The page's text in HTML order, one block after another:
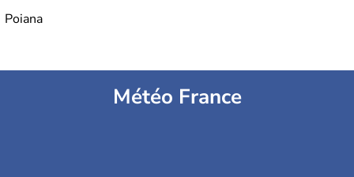
Poiana
Météo France